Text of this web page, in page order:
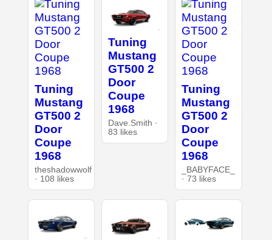
Tuning
Mustang
GT500 2
Door
Coupe
1968
theshadowwolf
· 108 likes
Tuning
Mustang
GT500 2
Door
Coupe
1968
Dave.Smith ·
83 likes
Tuning
Mustang
GT500 2
Door
Coupe
1968
_BABYFACE_
· 73 likes